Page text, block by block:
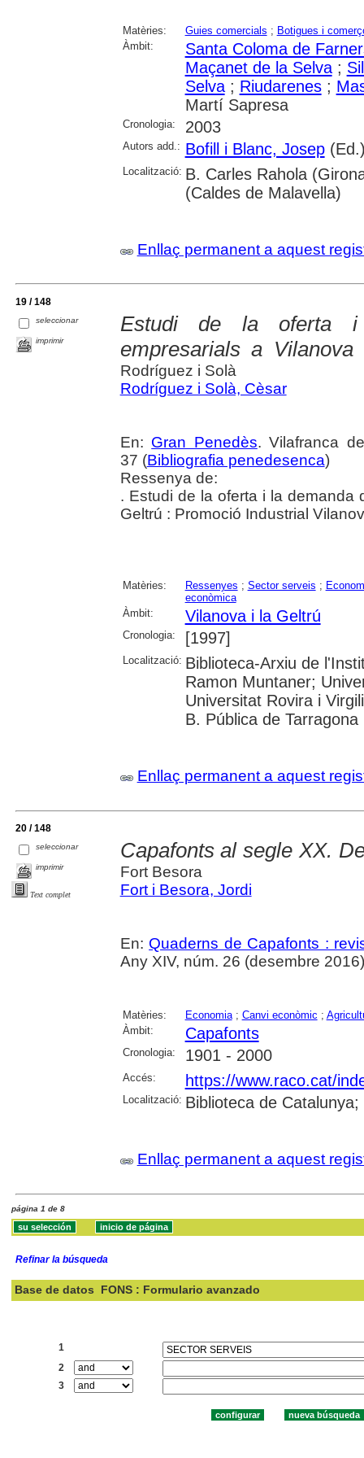
Matèries: Guies comercials ; Botigues i
Àmbit:
Santa Coloma de
Maçanet de la Selva;
Selva; Riudarenes;
Martí Sapresa
Cronologia: 2003
Autors add.: Bofill i Blanc, Josep
Localització: B. Carles Rahola
(Caldes de Malavella)
Enllaç permanent a aquest
19 / 148
seleccionar
imprimir
Estudi de la oferta i
empresarials a
Rodríguez i Solà
Rodríguez i Solà, Cèsar
En: Gran Penedès. Vilafranca
37 (Bibliografia penedesenca)
Ressenya de:
. Estudi de la oferta i la demanda
Geltrú : Promoció Industrial
Matèries: Ressenyes ; Sector serveis ;
econòmica
Àmbit:
Vilanova i la Geltrú
Cronologia: [1997]
Localització: Biblioteca-Arxiu de
Ramon Muntaner;
Universitat Rovira i
B. Pública de Tarragona
Enllaç permanent a aquest
20 / 148
seleccionar
imprimir
Text complet
Capafonts al segle XX.
Fort Besora
Fort i Besora, Jordi
En: Quaderns de Capafonts :
Any XIV, núm. 26 (desembre
Matèries: Economia; Canvi econòmic ;
Àmbit:
Capafonts
Cronologia: 1901 - 2000
Accés: https://www.raco.cat/
Localització: Biblioteca de
Enllaç permanent a aquest
página 1 de 8
Refinar la búsqueda
Base de datos FONS : Formulario avanzado
1
2
3